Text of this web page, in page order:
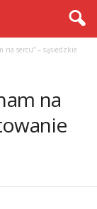
sercu” – sąsiedzkie
na